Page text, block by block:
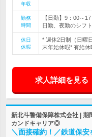
年収
勤務
時間
【日勤】9：00～
日勤、夜勤のシフ
休日
休暇
* 週休2日制（日曜
末年始休暇* 有給休
求人詳細を見る
新北斗警備保障株式会社 |
カンドキャリア◎
＼面接確約！／鉄道保